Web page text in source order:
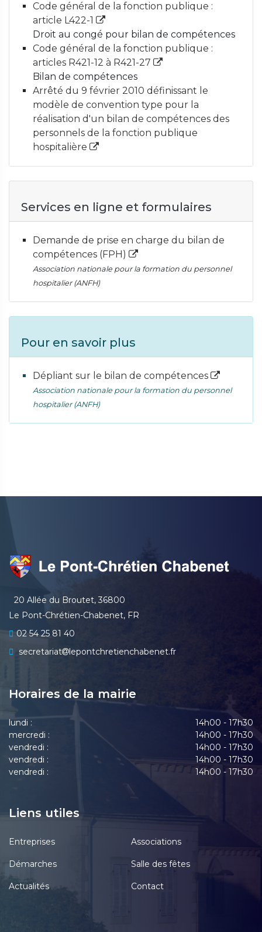
Code général de la fonction publique :
article L422-1
Droit au congé pour bilan de compétences
Code général de la fonction publique :
articles R421-12 à R421-27
Bilan de compétences
Arrêté du 9 février 2010 définissant le
modèle de convention type pour la
réalisation d'un bilan de compétences des
personnels de la fonction publique
hospitalière
Services en ligne et formulaires
Demande de prise en charge du bilan de
compétences (FPH)
Association nationale pour la formation du personnel
hospitalier (ANFH)
Pour en savoir plus
Dépliant sur le bilan de compétences
Association nationale pour la formation du personnel
hospitalier (ANFH)
20 Allée du Broutet, 36800
Le Pont-Chrétien-Chabenet, FR
02 54 25 81 40
secretariat
lepontchretienchabenet.fr
Horaires de la mairie
lundi :
14h00 - 17h30
mercredi :
14h00 - 17h30
vendredi :
14h00 - 17h30
vendredi :
14h00 - 17h30
vendredi :
14h00 - 17h30
Liens utiles
Entreprises Associations
Démarches Salle des fêtes
Actualités Contact